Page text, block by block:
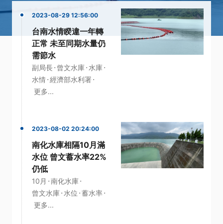
2023-08-29 12:56:00
台南水情睽違一年轉
正常 未至同期水量仍
需節水
副局長· 曾文水庫· 水庫·
水情·經濟部水利署 ·
更多...
2023-08-02 20:24:00
南化水庫相隔10月滿
水位 曾文蓄水率22%
仍低
10月 ·南化水庫·
曾文水庫· 水位 ·蓄水率·
更多...